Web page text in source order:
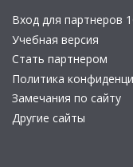
Вход для партнеров
Учебная версия
Стать партнером
Политика
Замечания по сайту
Другие сайты